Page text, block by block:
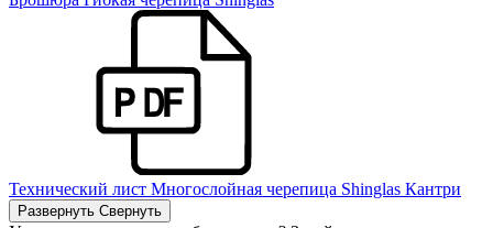
Технический лист Многослойная черепица Shinglas Кантри
Развернуть Свернуть